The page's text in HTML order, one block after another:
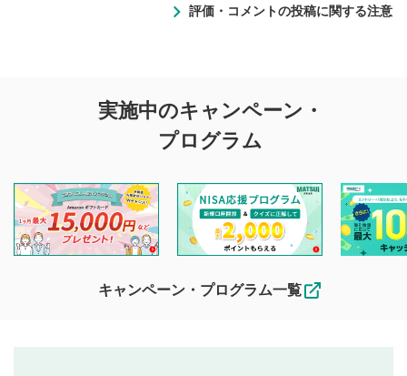
評価・コメントの投稿に関する注意
投稿に関する注意
を目的として、各動画コンテンツに、評価およびコメントの
投稿ができます。利用者は以下の注意事項をご理解のうえ、
閲覧および投稿を行うものとしてください。
他の利用者が動画を視聴される際の参考になるコメントをお
待ちしております。
なお、投稿をもって、本注意事項に同意されたものとみなし
実施中のキャンペーン・
プログラム
キャンペーン・プログラム一覧